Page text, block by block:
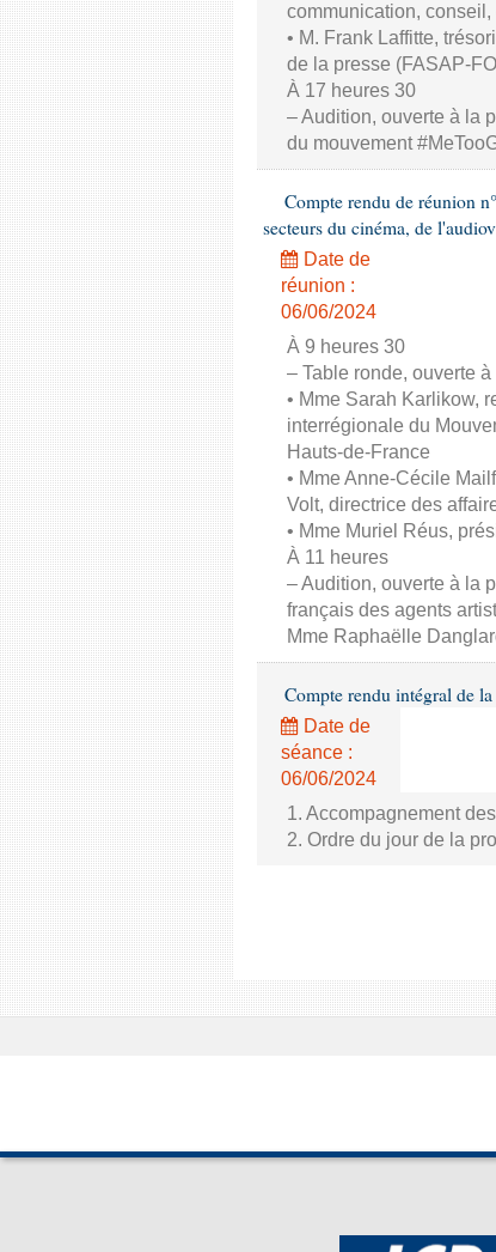
communication,
• M. Frank Laffitte,
de la presse (FASAP-
À 17 heures 30
– Audition, ouverte à la
du mouvement
Compte rendu de réunion
secteurs du cinéma, de
Date de
réunion :
06/06/2024
À 9 heures 30
– Table ronde, ouverte
• Mme Sarah Karlikow,
interrégionale du
Hauts-de-France
• Mme Anne-Cécile
Volt, directrice des
• Mme Muriel Réus,
À 11 heures
– Audition, ouverte à la
français des agents
Mme Raphaëlle
Compte rendu intégral de
Date de
séance :
06/06/2024
1. Accompagnement
2. Ordre du jour de la